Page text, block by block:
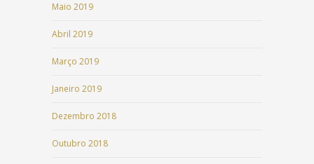
Maio 2019
Abril 2019
Março 2019
Janeiro 2019
Dezembro 2018
Outubro 2018